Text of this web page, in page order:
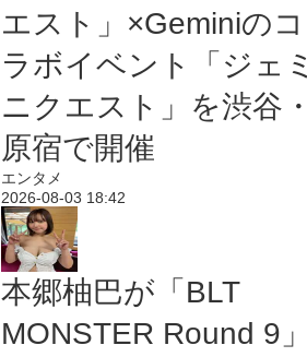
エスト」×Geminiのコ
ラボイベント「ジェミ
ニクエスト」を渋谷・
原宿で開催
エンタメ
2026-08-03 18:42
本郷柚巴が「BLT
MONSTER Round 9」